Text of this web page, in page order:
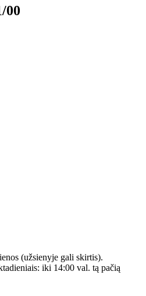
00
(užsienyje gali skirtis).
iki 14:00 val. tą pačią